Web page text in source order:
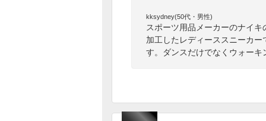
kksydney(50代・男性)
スポーツ用品メーカーのナイ
加工したレディーススニーカ
す。ダンスだけでなくウォー